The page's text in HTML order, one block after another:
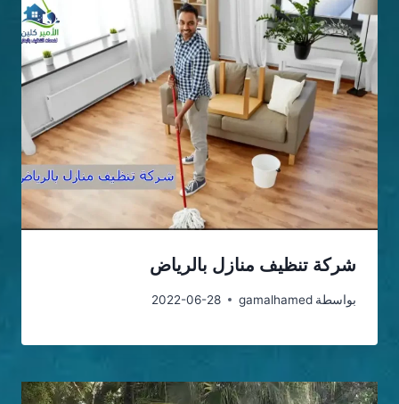
شركة تنظيف منازل بالرياض
بواسطة gamalhamed
2022-06-28